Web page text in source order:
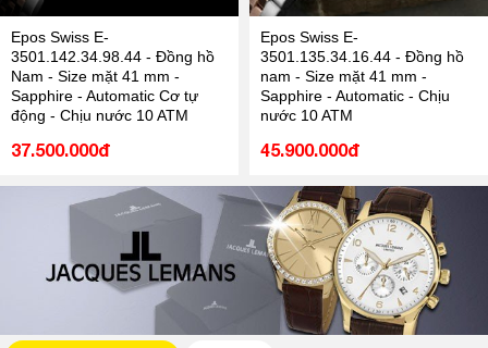
Epos Swiss E-
3501.142.34.98.44 - Đồng hồ
Nam - Size mặt 41 mm -
Sapphire - Automatic Cơ tự
động - Chịu nước 10 ATM
37.500.000đ
Epos Swiss E-
3501.135.34.16.44 - Đồng hồ
nam - Size mặt 41 mm -
Sapphire - Automatic - Chịu
nước 10 ATM
45.900.000đ